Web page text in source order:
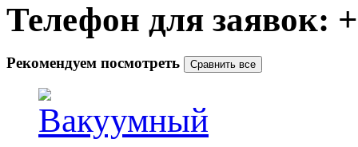
Телефон для заявок:
Рекомендуем посмотреть